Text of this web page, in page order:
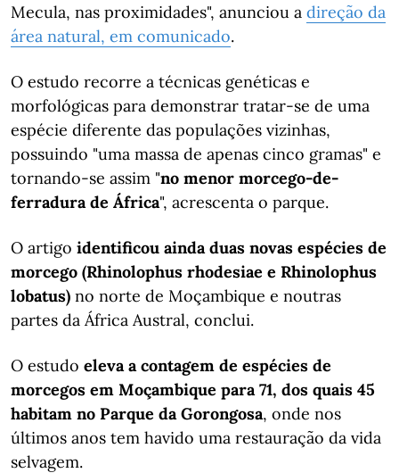
Mecula, nas proximidades", anunciou a direção da
área natural, em comunicado.
O estudo recorre a técnicas genéticas e
morfológicas para demonstrar tratar-se de uma
espécie diferente das populações vizinhas,
possuindo "uma massa de apenas cinco gramas" e
tornando-se assim "no menor morcego-de-
ferradura de África", acrescenta o parque.
O artigo identificou ainda duas novas espécies de
morcego (Rhinolophus rhodesiae e Rhinolophus
lobatus) no norte de Moçambique e noutras
partes da África Austral, conclui.
O estudo eleva a contagem de espécies de
morcegos em Moçambique para 71, dos quais 45
habitam no Parque da Gorongosa, onde nos
últimos anos tem havido uma restauração da vida
selvagem.